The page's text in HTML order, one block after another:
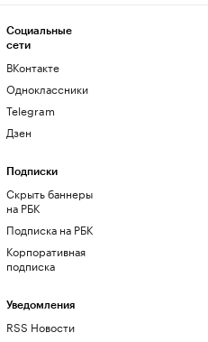
Социальные
сети
ВКонтакте
Одноклассники
Telegram
Дзен
Подписки
Скрыть баннеры
на РБК
Подписка на РБК
Корпоративная
подписка
Уведомления
RSS Новости